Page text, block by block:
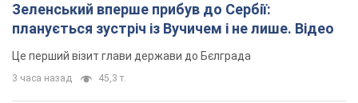
Зеленський вперше прибув до Сербії:
планується зустріч із Вучичем і не лише. Відео
Це перший візит глави держави до Бєлграда
3 часа назад 45,3 т.